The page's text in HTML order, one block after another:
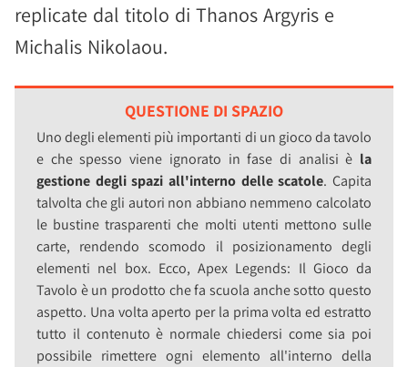
replicate dal titolo di Thanos Argyris e
Michalis Nikolaou.
QUESTIONE DI SPAZIO
Uno degli elementi più importanti di un gioco da tavolo
e che spesso viene ignorato in fase di analisi è la
gestione degli spazi all'interno delle scatole. Capita
talvolta che gli autori non abbiano nemmeno calcolato
le bustine trasparenti che molti utenti mettono sulle
carte, rendendo scomodo il posizionamento degli
elementi nel box. Ecco, Apex Legends: Il Gioco da
Tavolo è un prodotto che fa scuola anche sotto questo
aspetto. Una volta aperto per la prima volta ed estratto
tutto il contenuto è normale chiedersi come sia poi
possibile rimettere ogni elemento all'interno della